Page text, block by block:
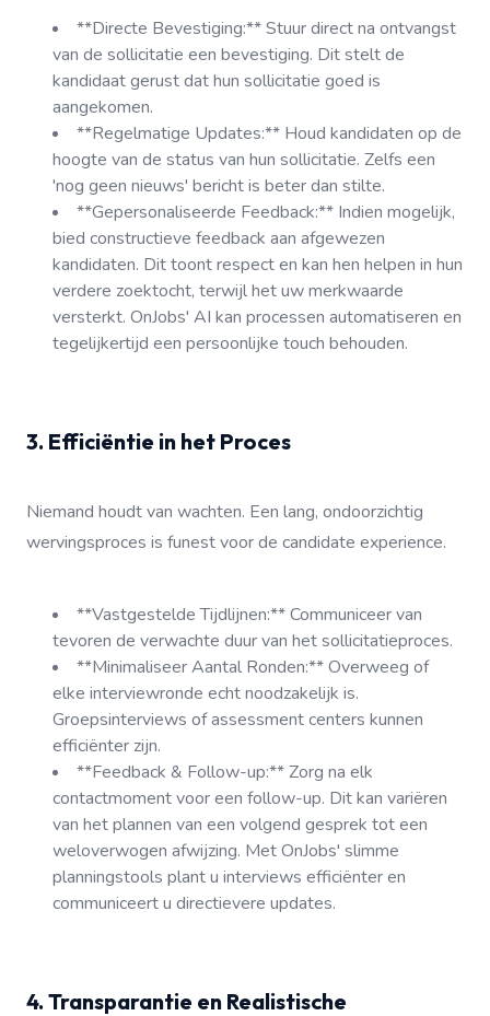
**Directe Bevestiging:** Stuur direct na ontvangst
van de sollicitatie een bevestiging. Dit stelt de
kandidaat gerust dat hun sollicitatie goed is
aangekomen.
**Regelmatige Updates:** Houd kandidaten op de
hoogte van de status van hun sollicitatie. Zelfs een
'nog geen nieuws' bericht is beter dan stilte.
**Gepersonaliseerde Feedback:** Indien mogelijk,
bied constructieve feedback aan afgewezen
kandidaten. Dit toont respect en kan hen helpen in hun
verdere zoektocht, terwijl het uw merkwaarde
versterkt. OnJobs' AI kan processen automatiseren en
tegelijkertijd een persoonlijke touch behouden.
3. Efficiëntie in het Proces
Niemand houdt van wachten. Een lang, ondoorzichtig
wervingsproces is funest voor de candidate experience.
**Vastgestelde Tijdlijnen:** Communiceer van
tevoren de verwachte duur van het sollicitatieproces.
**Minimaliseer Aantal Ronden:** Overweeg of
elke interviewronde echt noodzakelijk is.
Groepsinterviews of assessment centers kunnen
efficiënter zijn.
**Feedback & Follow-up:** Zorg na elk
contactmoment voor een follow-up. Dit kan variëren
van het plannen van een volgend gesprek tot een
weloverwogen afwijzing. Met OnJobs' slimme
planningstools plant u interviews efficiënter en
communiceert u directievere updates.
4. Transparantie en Realistische